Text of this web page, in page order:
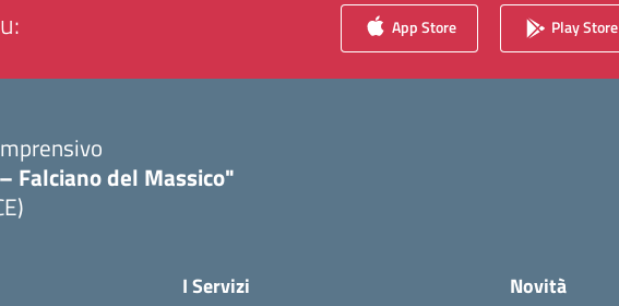
App Store Play Store
Falciano del Massico"
I Servizi Novità